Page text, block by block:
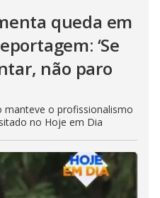
queda em
‘Se
não paro
o profissionalismo
no Hoje em Dia